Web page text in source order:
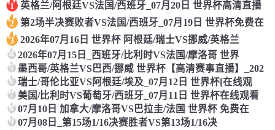
1 英格兰/阿根廷VS法国/西班牙_07月20日 世界杯高清直播
2 第2场半决赛败者VS法国/西班牙_07月19日 世界杯免费在
3 2026年07月16日 世界杯 阿根廷/瑞士VS挪威/英格兰
4 2026年07月15日_西班牙/比利时VS法国/摩洛哥 世界
5 墨西哥/英格兰VS巴西/挪威 世界杯【高清赛事直播】_202
6 瑞士/哥伦比亚VS阿根廷/埃及_07月12日 世界杯[在线观
7 美国/比利时VS葡萄牙/西班牙_07月11日 世界杯在线观看
8 07月10日 加拿大/摩洛哥VS巴拉圭/法国 世界杯 免费在
9 07月08日_第15场1/16决赛胜者VS第13场1/16决